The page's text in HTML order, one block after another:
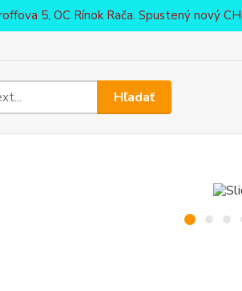
5, OC Rínok Rača. Spustený nový
Hľadať